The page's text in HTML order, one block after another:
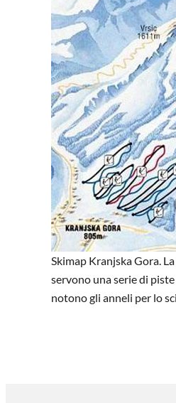
Skimap Kranjska Gora.
servono una serie di
notono gli anneli per lo